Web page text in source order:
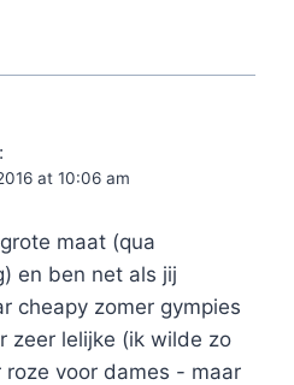
at 10:06 am
maat (qua
en ben net als jij
cheapy zomer gympies
zeer lelijke (ik wilde zo
voor dames - maar